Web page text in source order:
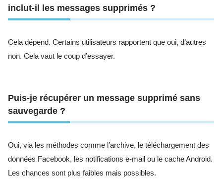
inclut-il les messages supprimés ?
Cela dépend. Certains utilisateurs rapportent que oui, d’autres
non. Cela vaut le coup d’essayer.
Puis-je récupérer un message supprimé sans
sauvegarde ?
Oui, via les méthodes comme l’archive, le téléchargement des
données Facebook, les notifications e-mail ou le cache Android.
Les chances sont plus faibles mais possibles.